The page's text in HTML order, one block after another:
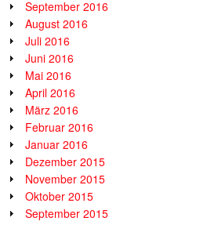
September 2016
August 2016
Juli 2016
Juni 2016
Mai 2016
April 2016
März 2016
Februar 2016
Januar 2016
Dezember 2015
November 2015
Oktober 2015
September 2015